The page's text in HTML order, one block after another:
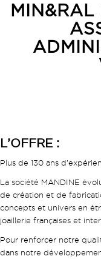
MIN&RAL
L’OFFRE :
Plus de 130 ans
La société MANDINE
de création et de
concepts et univers en
joaillerie françaises et
Pour renforcer notre
dans notre